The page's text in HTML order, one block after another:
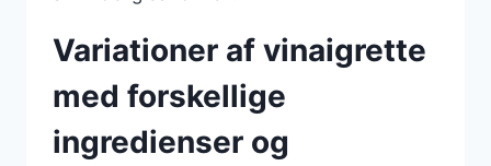
Variationer af vinaigrette
med forskellige
ingredienser og